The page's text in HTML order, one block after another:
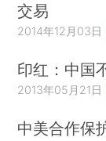
交易
2014年12月03日
印红：中国
2013年05月21日
中美合作保